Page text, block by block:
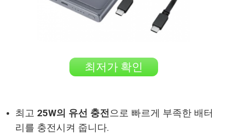
최저가 확인
최고 25W의 유선 충전으로 빠르게 부족한 배터
리를 충전시켜 줍니다.